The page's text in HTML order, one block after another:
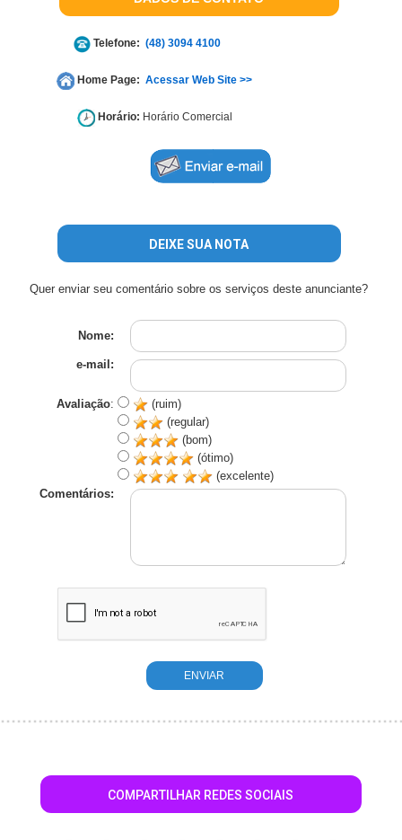
Telefone: (48) 3094 4100
Home Page: Acessar Web Site >>
Horário: Horário Comercial
DEIXE SUA NOTA
Quer enviar seu comentário sobre os serviços deste anunciante?
Nome:
e-mail:
Avaliação:
(ruim)
(regular)
(bom)
(ótimo)
(excelente)
Comentários:
COMPARTILHAR REDES SOCIAIS